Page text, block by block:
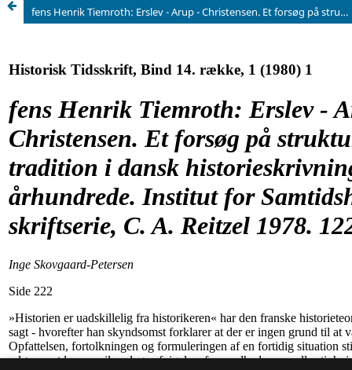
fens Henrik Tiemroth: Erslev - Arup - Christensen. Et forsøg på strukturering af en tradition i dansk historieskrivning i det 20. århundrede. Institut for Samtidshistories skriftserie, C. A. Reitzel 1978. 122 s. 25 kr.